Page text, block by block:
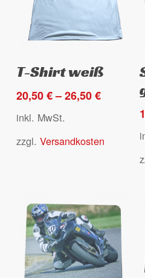
Es befinden
im
Go
Produktseite
gewählt
werden
Produkt
weist
Varianten
auf.
auf
der
Produktseite
gewählt
T-Shirt weiß
20,50€–26,50€
inkl. MwSt.
zzgl. Versandkosten